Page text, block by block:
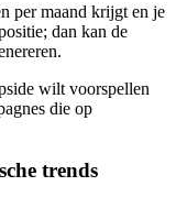
per maand krijgt en je
dan kan de
wilt voorspellen
die op
trends